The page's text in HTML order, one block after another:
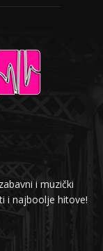
i muzički
i najboolje hitove!